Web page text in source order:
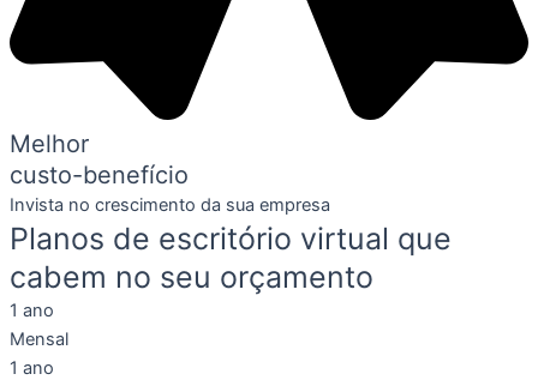
Melhor
custo-benefício
Invista no crescimento da sua empresa
Planos de escritório virtual que
cabem no seu orçamento
1 ano
Mensal
1 ano